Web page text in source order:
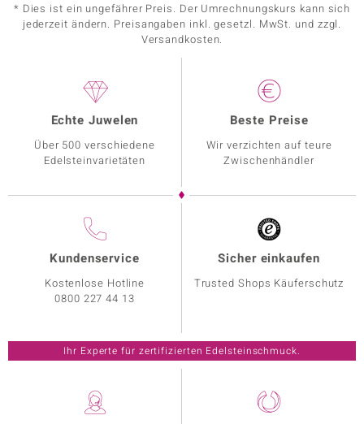
* Dies ist ein ungefährer Preis. Der Umrechnungskurs kann sich
jederzeit ändern. Preisangaben inkl. gesetzl. MwSt. und zzgl.
Versandkosten.
Echte Juwelen
Über 500 verschiedene
Edelsteinvarietäten
Beste Preise
Wir verzichten auf teure
Zwischenhändler
Kundenservice
Kostenlose Hotline
0800 227 44 13
Sicher einkaufen
Trusted Shops Käuferschutz
Ihr Experte für zertifizierten Edelsteinschmuck.